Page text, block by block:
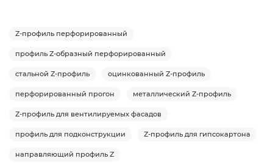
Z-профиль перфорированный
профиль Z-образный перфорированный
стальной Z-профиль оцинкованный Z-профиль
перфорированный прогон металлический Z-профиль
Z-профиль для вентилируемых фасадов
профиль для подконструкции Z-профиль для гипсокартона
направляющий профиль Z